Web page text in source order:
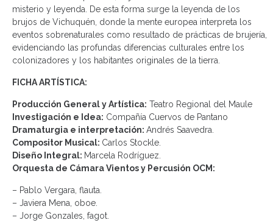
misterio y leyenda. De esta forma surge la leyenda de los
brujos de Vichuquén, donde la mente europea interpreta los
eventos sobrenaturales como resultado de prácticas de brujería,
evidenciando las profundas diferencias culturales entre los
colonizadores y los habitantes originales de la tierra.
FICHA ARTÍSTICA:
Producción General y Artística: Teatro Regional del Maule
Investigación e Idea: Compañía Cuervos de Pantano
Dramaturgia e interpretación: Andrés Saavedra.
Compositor Musical: Carlos Stockle.
Diseño Integral: Marcela Rodríguez.
Orquesta de Cámara Vientos y Percusión OCM:
– Pablo Vergara, flauta.
– Javiera Mena, oboe.
– Jorge Gonzales, fagot.